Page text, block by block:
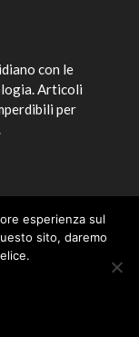
con le
Articoli
per
esperienza sul
sito, daremo